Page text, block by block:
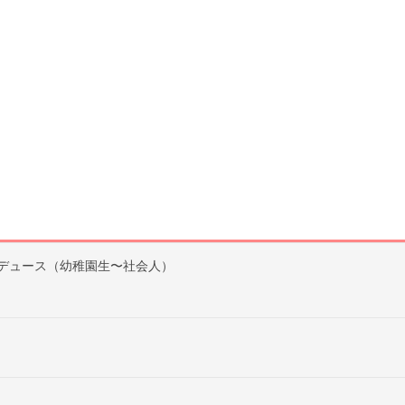
ース（幼稚園生〜社会人）